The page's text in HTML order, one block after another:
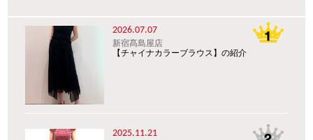
2026.07.07
新宿髙島屋店
【チャイナカラーブラウス】の紹介
2025.11.21